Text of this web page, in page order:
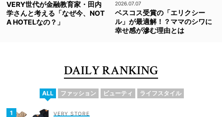
VERY世代が金融教育家・田内
学さんと考える「なぜ今、NOT
A HOTELなの？」
2026.07.07
ベスコス受賞の「エリクシー
ル」が最適解！？ママのシワに
幸せ感が滲む理由とは
DAILY RANKING
ALL ファッション ビューティ ライフスタイル
VERY STORE